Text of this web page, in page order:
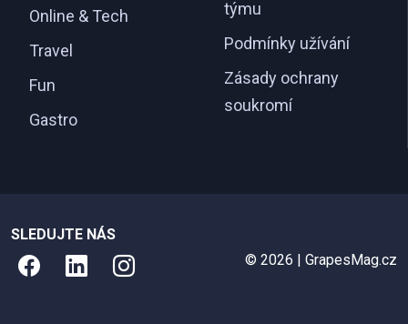
Online & Tech
Travel
Fun
Gastro
týmu
Podmínky užívání
Zásady ochrany
soukromí
SLEDUJTE NÁS
© 2026 | GrapesMag.cz